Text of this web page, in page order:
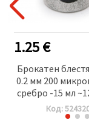
1.25 €
Брокатен
0.2 мм 200
сребро -15 мл
Код: